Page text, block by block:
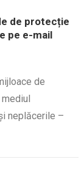
de protecție
pe e-mail
de
neplăcerile –